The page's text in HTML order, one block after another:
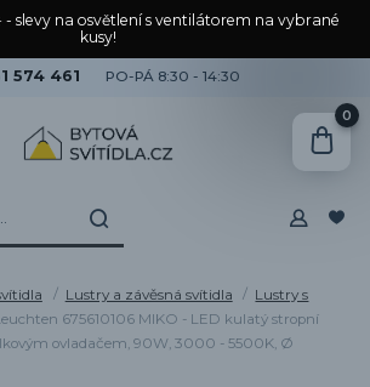
slevy na osvětlení s ventilátorem na vybrané
kusy!
574 461 PO-PÁ 8:30 - 14:30
0
Lustry a závěsná svítidla
Lustry s
675610106 MIKO - LED kulatý stropní
ovladačem, 90W, 3000 - 5500K, Ø